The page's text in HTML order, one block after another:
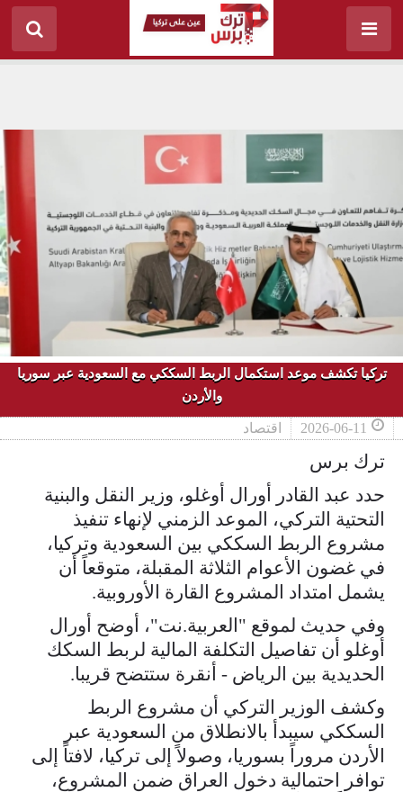
تركيا تكشف موعد استكمال الربط السككي مع السعودية عبر سوريا
والأردن
2026-06-11 اقتصاد
ترك برس
حدد عبد القادر أورال أوغلو، وزير النقل والبنية
التحتية التركي، الموعد الزمني لإنهاء تنفيذ
مشروع الربط السككي بين السعودية وتركيا،
في غضون الأعوام الثلاثة المقبلة، متوقعاً أن
يشمل امتداد المشروع القارة الأوروبية.
وفي حديث لموقع "العربية.نت"، أوضح أورال
أوغلو أن تفاصيل التكلفة المالية لربط السكك
الحديدية بين الرياض - أنقرة ستتضح قريبا.
وكشف الوزير التركي أن مشروع الربط
السككي سيبدأ بالانطلاق من السعودية عبر
الأردن مروراً بسوريا، وصولاً إلى تركيا، لافتاً إلى
توافر احتمالية دخول العراق ضمن المشروع،